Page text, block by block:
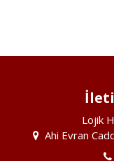
Lojik
Ahi Evran